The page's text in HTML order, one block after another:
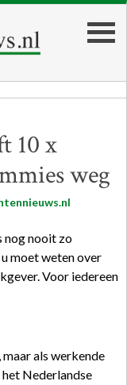
10 x
weg
nog nooit zo
moet weten over
Voor iedereen
als werkende
Nederlandse